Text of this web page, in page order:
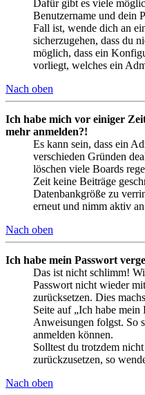
Dafür gibt es viele
Benutzername und dein
Fall ist, wende dich an
sicherzugehen, dass du
möglich, dass ein
vorliegt, welches ein
Nach oben
Ich habe mich vor einiger
mehr anmelden?!
Es kann sein, dass ein
verschieden Gründen
löschen viele Boards
Zeit keine Beiträge
Datenbankgröße zu
erneut und nimm aktiv
Nach oben
Ich habe mein Passwort
Das ist nicht schlimm!
Passwort nicht wieder
zurücksetzen. Dies
Seite auf „Ich habe mein
Anweisungen folgst. So
anmelden können.
Solltest du trotzdem
zurückzusetzen, so
Nach oben